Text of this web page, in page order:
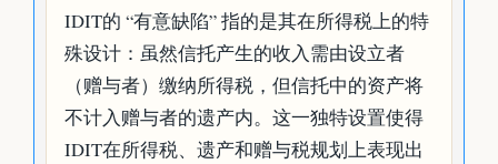
IDIT的 “有意缺陷” 指的是其在所得税上的特
殊设计：虽然信托产生的收入需由设立者
（赠与者）缴纳所得税，但信托中的资产将
不计入赠与者的遗产内。这一独特设置使得
IDIT在所得税、遗产和赠与税规划上表现出